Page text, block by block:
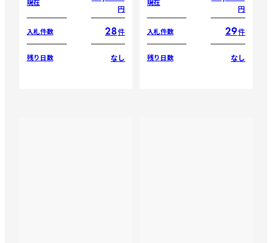
現在
円
入札件数 28件
残り日数 なし
現在
円
入札件数 29件
残り日数 なし